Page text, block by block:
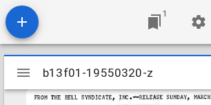
1
Mirador
viewer
b13f01-19550320-z
b13f01-19550320-z